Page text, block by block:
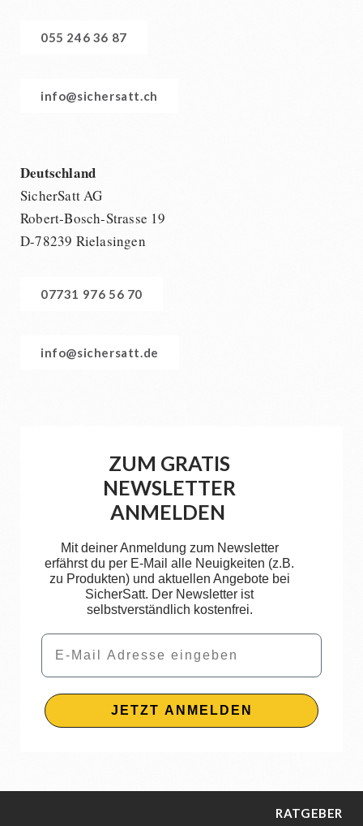
055 246 36 87
info@sichersatt.ch
Deutschland
SicherSatt AG
Robert-Bosch-Strasse 19
D-78239 Rielasingen
07731 976 56 70
info@sichersatt.de
ZUM GRATIS
NEWSLETTER
ANMELDEN
Mit deiner Anmeldung zum Newsletter
erfährst du per E-Mail alle Neuigkeiten (z.B.
zu Produkten) und aktuellen Angebote bei
SicherSatt. Der Newsletter ist
selbstverständlich kostenfrei.
Email
JETZT ANMELDEN
RATGEBER